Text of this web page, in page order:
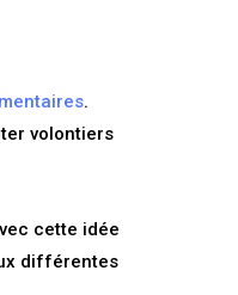
.
volontiers
cette idée
différentes